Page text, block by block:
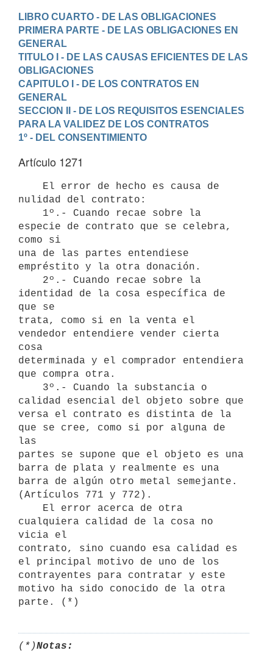
LIBRO CUARTO - DE LAS OBLIGACIONES
PRIMERA PARTE - DE LAS OBLIGACIONES EN
GENERAL
TITULO I - DE LAS CAUSAS EFICIENTES DE LAS
OBLIGACIONES
CAPITULO I - DE LOS CONTRATOS EN
GENERAL
SECCION II - DE LOS REQUISITOS ESENCIALES
PARA LA VALIDEZ DE LOS CONTRATOS
1º - DEL CONSENTIMIENTO
Artículo 1271
nulidad del contrato:
especie de contrato que se celebra,
como si
una de las partes entendiese
empréstito y la otra donación.
identidad de la cosa específica de
que se
trata, como si en la venta el
vendedor entendiere vender cierta
cosa
determinada y el comprador entendiera
que compra otra.
calidad esencial del objeto sobre que
versa el contrato es distinta de la
que se cree, como si por alguna de
las
partes se supone que el objeto es una
barra de plata y realmente es una
barra de algún otro metal semejante.
(Artículos 771 y 772).
cualquiera calidad de la cosa no
vicia el
contrato, sino cuando esa calidad es
el principal motivo de uno de los
contrayentes para contratar y este
motivo ha sido conocido de la otra
(*)Notas: